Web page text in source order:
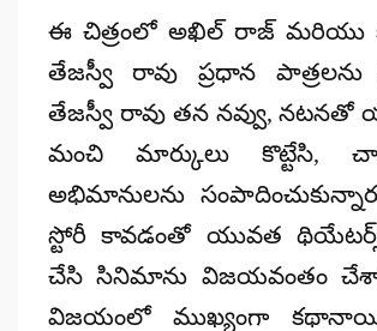
ఈ చిత్రంలో అఖిల్ రాజ్ మరియు
తేజస్వీ రావు ప్రధాన పాత్రలను
తేజస్వీ రావు తన నవ్వు, నటనతో
మంచి మార్కులు కొట్టేసి,
అభిమానులను
స్టోరీ కావడంతో యువత
చేసి సినిమాను విజయవంతం
విజయంలో ముఖ్యంగా